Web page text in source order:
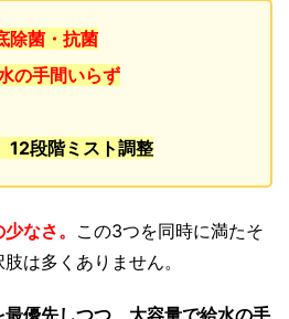
除菌・抗菌
の手間いらず
12段階ミスト調整
なさ。 この3つを同時に満たそ
は多くありません。